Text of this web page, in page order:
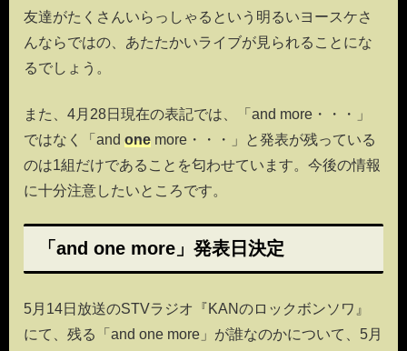
友達がたくさんいらっしゃるという明るいヨースケさ
んならではの、あたたかいライブが見られることにな
るでしょう。
また、4月28日現在の表記では、「and more・・・」
ではなく「and one more・・・」と発表が残っている
のは1組だけであることを匂わせています。今後の情報
に十分注意したいところです。
「and one more」発表日決定
5月14日放送のSTVラジオ『KANのロックボンソワ』
にて、残る「and one more」が誰なのかについて、5月